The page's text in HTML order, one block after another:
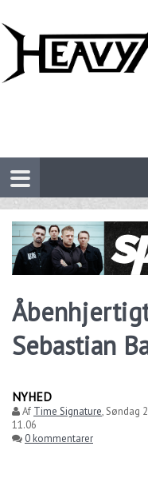
Sebastian
NYHED
Af Time Signature,Søndag
11.06
0 kommentarer